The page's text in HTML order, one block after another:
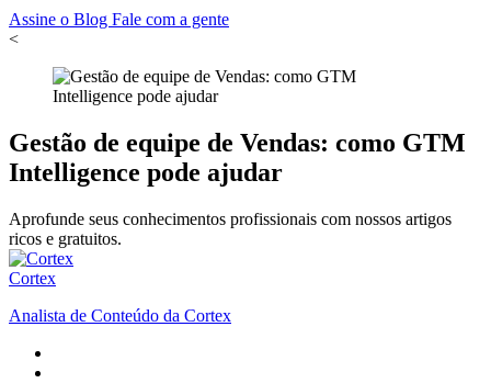
Assine o Blog Fale com a gente
<
Gestão de equipe de Vendas: como GTM
Intelligence pode ajudar
Aprofunde seus conhecimentos profissionais com nossos artigos
ricos e gratuitos.
Cortex
Analista de Conteúdo da Cortex